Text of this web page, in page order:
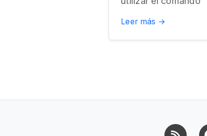
Leer más →
RSS